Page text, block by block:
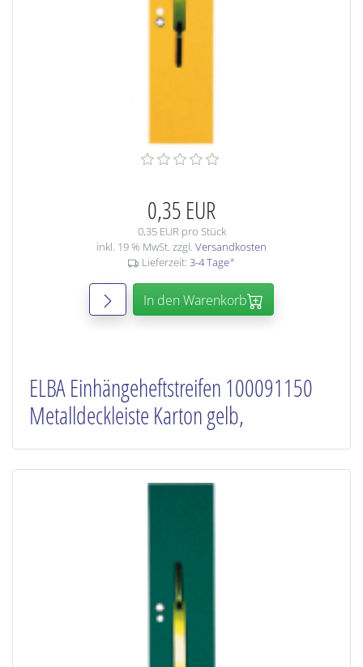
0,35 EUR
0,35 EUR pro Stück
inkl. 19 % MwSt. zzgl. Versandkosten
Lieferzeit: 3-4 Tage*
In den Warenkorb
ELBA Einhängeheftstreifen 100091150
Metalldeckleiste Karton gelb,